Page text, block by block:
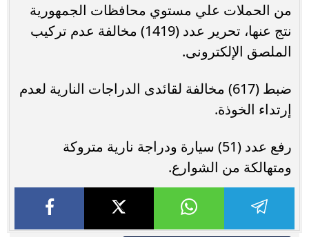
من الحملات علي مستوي محافظات الجمهورية
نتج عنها، تحرير عدد (1419) مخالفة عدم تركيب
الملصق الإلكترونى.
ضبط (617) مخالفة لقائدى الدراجات النارية لعدم
إرتداء الخوذة.
رفع عدد (51) سيارة ودراجة نارية متروكة
ومتهالكة من الشوارع.